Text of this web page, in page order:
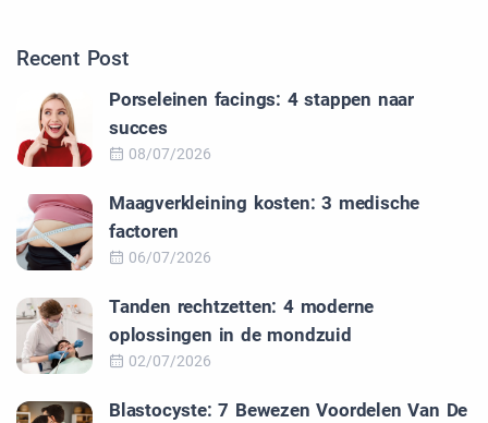
Recent Post
Porseleinen facings: 4 stappen naar
succes
08/07/2026
Maagverkleining kosten: 3 medische
factoren
06/07/2026
Tanden rechtzetten: 4 moderne
oplossingen in de mondzuid
02/07/2026
Blastocyste: 7 Bewezen Voordelen Van De